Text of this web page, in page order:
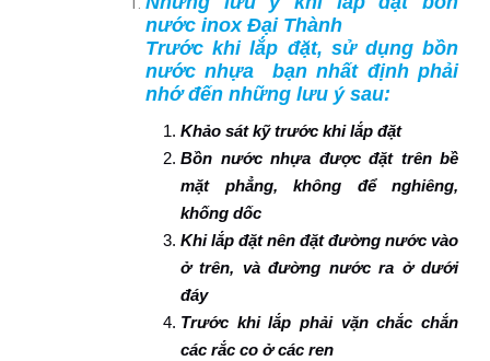
nước inox Đại Thành
Trước khi lắp đặt, sử dụng bồn
nước nhựa bạn nhất định phải
nhớ đến những lưu ý sau:
Khảo sát kỹ trước khi lắp đặt
Bồn nước nhựa được đặt trên bề
mặt phẳng, không để nghiêng,
khống dốc
Khi lắp đặt nên đặt đường nước vào
ở trên, và đường nước ra ở dưới
đáy
Trước khi lắp phải vặn chắc chắn
các rắc co ở các ren